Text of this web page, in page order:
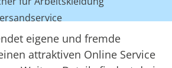
eigene und fremde
attraktiven Online Service
Mietwäsche bei Arbeitskleidung
Tracking mit RFID